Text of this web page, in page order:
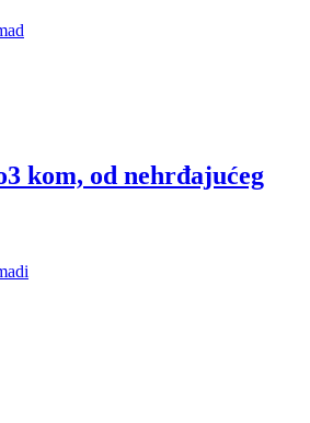
3 kom, od nehrđajućeg